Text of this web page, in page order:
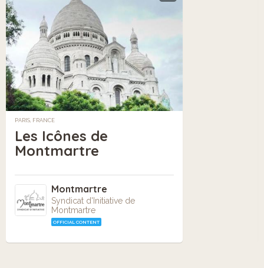
PARIS, FRANCE
Les Icônes de
Montmartre
Montmartre
Syndicat d'Initiative de
Montmartre
OFFICIAL CONTENT